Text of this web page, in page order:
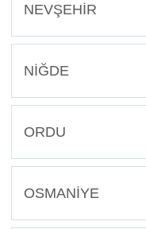
NEVŞEHİR
NİĞDE
ORDU
OSMANİYE